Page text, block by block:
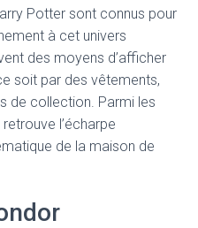
Potter sont connus pour
à cet univers
des moyens d’afficher
soit par des vêtements,
de collection. Parmi les
l’écharpe
de la maison de